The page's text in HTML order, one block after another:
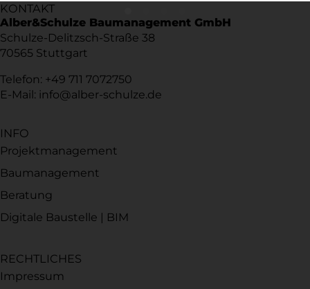
KONTAKT
Alber&Schulze Baumanagement GmbH
Schulze-Delitzsch-Straße 38
70565 Stuttgart
Telefon: +49 711 7072750
E-Mail: info@alber-schulze.de
INFO
Projektmanagement
Baumanagement
Beratung
Digitale Baustelle | BIM
RECHTLICHES
Impressum